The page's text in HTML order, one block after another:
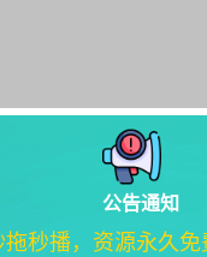
公告通知
秒播，资源永久免